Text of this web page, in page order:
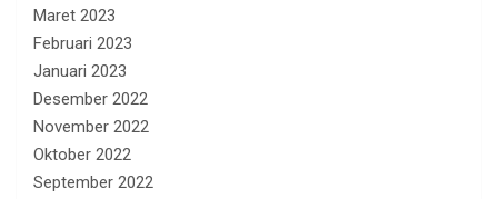
Maret 2023
Februari 2023
Januari 2023
Desember 2022
November 2022
Oktober 2022
September 2022